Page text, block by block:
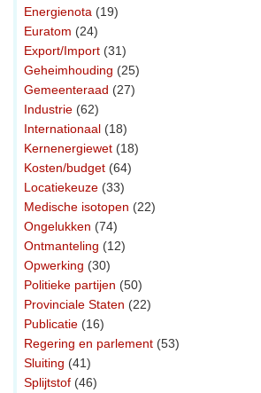
Energienota (19)
Euratom (24)
Export/Import (31)
Geheimhouding (25)
Gemeenteraad (27)
Industrie (62)
Internationaal (18)
Kernenergiewet (18)
Kosten/budget (64)
Locatiekeuze (33)
Medische isotopen (22)
Ongelukken (74)
Ontmanteling (12)
Opwerking (30)
Politieke partijen (50)
Provinciale Staten (22)
Publicatie (16)
Regering en parlement (53)
Sluiting (41)
Splijtstof (46)